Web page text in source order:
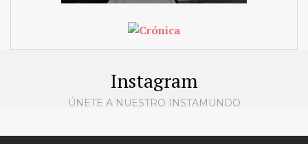
Instagram
ÚNETE A NUESTRO INSTAMUNDO